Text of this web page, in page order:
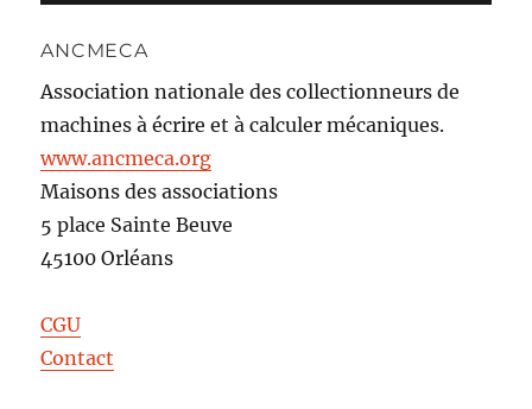
ANCMECA
Association nationale des collectionneurs de
machines à écrire et à calculer mécaniques.
www.ancmeca.org
Maisons des associations
5 place Sainte Beuve
45100 Orléans
CGU
Contact